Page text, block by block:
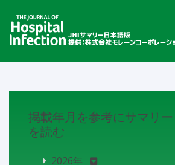
掲載年月を参考にサマリー
を読む
2026年